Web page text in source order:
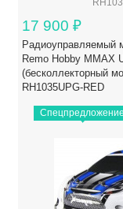
17 900 ₽
Радиоуправляемый
Remo Hobby MMAX
(бесколлекторный
RH1035UPG-RED
Спецпредложение